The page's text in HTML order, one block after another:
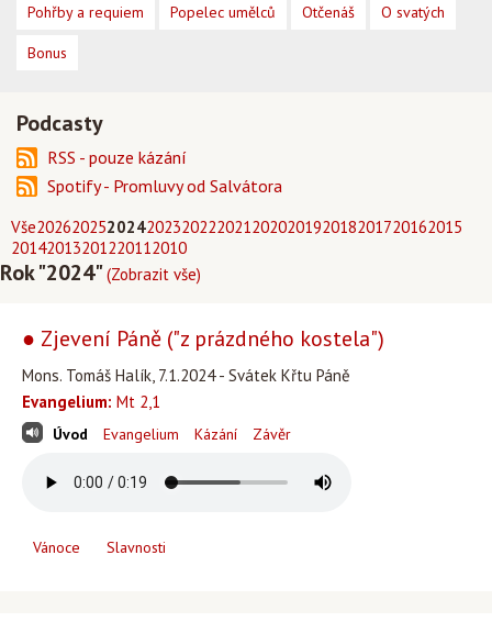
Vše202620252024202320222021202020192018201720162015
20142013201220112010
Rok "2024"(Zobrazit vše)
● Zjevení Páně ("z prázdného kostela")
Mons. Tomáš Halík, 7.1.2024 - Svátek Křtu Páně
Evangelium: Mt 2,1
Úvod Evangelium Kázání Závěr
Vánoce Slavnosti
Pohřby a requiem Popelec umělců Otčenáš O svatých
Bonus
Podcasty
RSS - pouze kázání
Spotify - Promluvy od Salvátora